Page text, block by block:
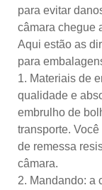
para evitar
câmara chegue
Aqui estão as
para
1. Materiais de
qualidade e
embrulho de
transporte.
de remessa
câmara.
2. Mandando: a